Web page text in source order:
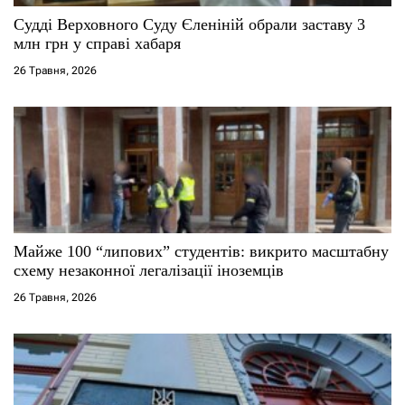
и
с
в
Судді Верховного Суду Єленіній обрали заставу 3
млн грн у справі хабаря
26 Травня, 2026
Майже 100 “липових” студентів: викрито масштабну
схему незаконної легалізації іноземців
26 Травня, 2026